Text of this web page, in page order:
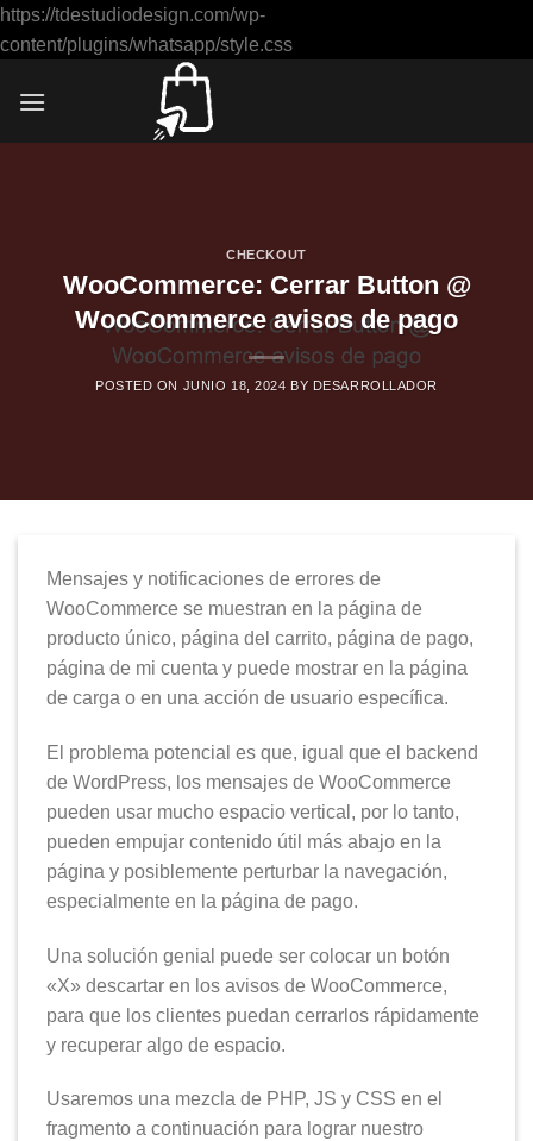
https://tdestudiodesign.com/wp-
content/plugins/whatsapp/style.cssSaltar
CHECKOUT
WooCommerce: Cerrar Button @
WooCommerce avisos de pago
POSTED ON JUNIO 18, 2024 BY DESARROLLADOR
Mensajes y notificaciones de errores de
WooCommerce se muestran en la página de
producto único, página del carrito, página de pago,
página de mi cuenta y puede mostrar en la página
de carga o en una acción de usuario específica.
El problema potencial es que, igual que el backend
de WordPress, los mensajes de WooCommerce
pueden usar mucho espacio vertical, por lo tanto,
pueden empujar contenido útil más abajo en la
página y posiblemente perturbar la navegación,
especialmente en la página de pago.
Una solución genial puede ser colocar un botón
«X» descartar en los avisos de WooCommerce,
para que los clientes puedan cerrarlos rápidamente
y recuperar algo de espacio.
Usaremos una mezcla de PHP, JS y CSS en el
fragmento a continuación para lograr nuestro